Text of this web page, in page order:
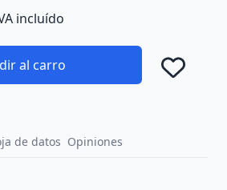
incluído
al carro
de datos Opiniones